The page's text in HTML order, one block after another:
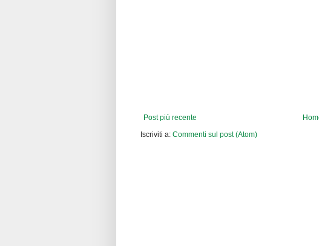
Post più recente
Iscriviti a: Commenti sul post (Atom)